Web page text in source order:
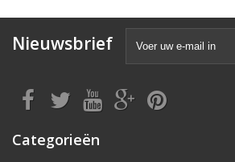
Nieuwsbrief
Categorieën